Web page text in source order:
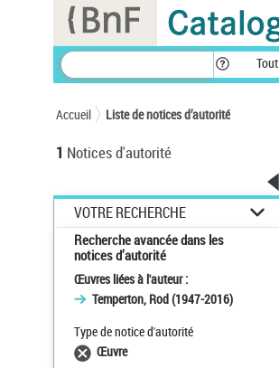
Tout
Accueil Liste de notices d’autorité
1 Notices d'autorité
VOTRE RECHERCHE
Recherche avancée dans les
notices d’autorité
Œuvres liées à l'auteur :
Temperton, Rod (1947-2016)
Type de notice d'autorité
Œuvre
Panneau de gestion des cookies